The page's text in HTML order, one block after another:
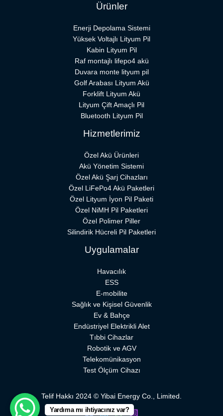
Ürünler
Enerji Depolama Sistemi
Yüksek Voltajlı Lityum Pil
Kabin Lityum Pil
Raf montajlı lifepo4 akü
Duvara monte lityum pil
Golf Arabası Lityum Akü
Forklift Lityum Akü
Lityum Çift Amaçlı Pil
Bluetooth Lityum Pil
Hizmetlerimiz
Özel Akü Ürünleri
Akü Yönetim Sistemi
Özel Akü Şarj Cihazları
Özel LiFePo4 Akü Paketleri
Özel Lityum İyon Pil Paketi
Özel NiMH Pil Paketleri
Özel Polimer Piller
Silindirik Hücreli Pil Paketleri
Uygulamalar
Havacılık
ESS
E-mobilite
Sağlık ve Kişisel Güvenlik
Ev & Bahçe
Endüstriyel Elektrikli Alet
Tıbbi Cihazlar
Robotik ve AGV
Telekomünikasyon
Test Ölçüm Cihazı
Telif Hakkı 2024 © Yibai Energy Co., Limited.
Yardıma mı ihtiyacınız var?